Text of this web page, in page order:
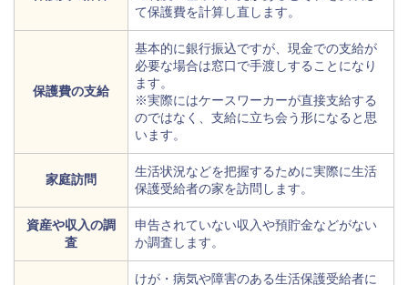
て保護費を計算し直します。
保護費の支給
基本的に銀行振込ですが、現金での支給が
必要な場合は窓口で手渡しすることになり
ます。
※実際にはケースワーカーが直接支給する
のではなく、支給に立ち会う形になると思
います。
家庭訪問
生活状況などを把握するために実際に生活
保護受給者の家を訪問します。
資産や収入の調
査
申告されていない収入や預貯金などがない
か調査します。
けが・病気や障害のある生活保護受給者に